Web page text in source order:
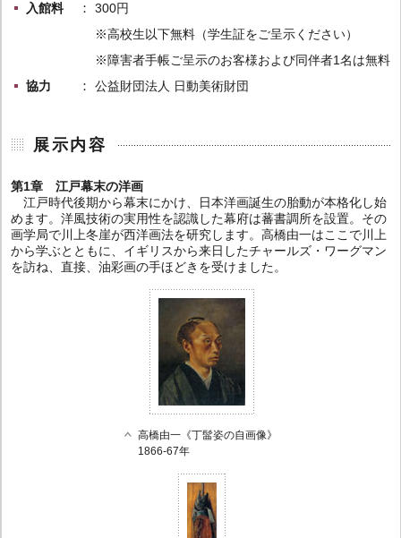
入館料
300円
※高校生以下無料（学生証をご呈示ください）
※障害者手帳ご呈示のお客様および同伴者1名は無料
協力
公益財団法人 日動美術財団
展示内容
第1章 江戸幕末の洋画
江戸時代後期から幕末にかけ、日本洋画誕生の胎動が本格化し始
めます。洋風技術の実用性を認識した幕府は蕃書調所を設置。その
画学局で川上冬崖が西洋画法を研究します。高橋由一はここで川上
から学ぶとともに、イギリスから来日したチャールズ・ワーグマン
を訪ね、直接、油彩画の手ほどきを受けました。
高橋由一《丁髷姿の自画像》
1866-67年